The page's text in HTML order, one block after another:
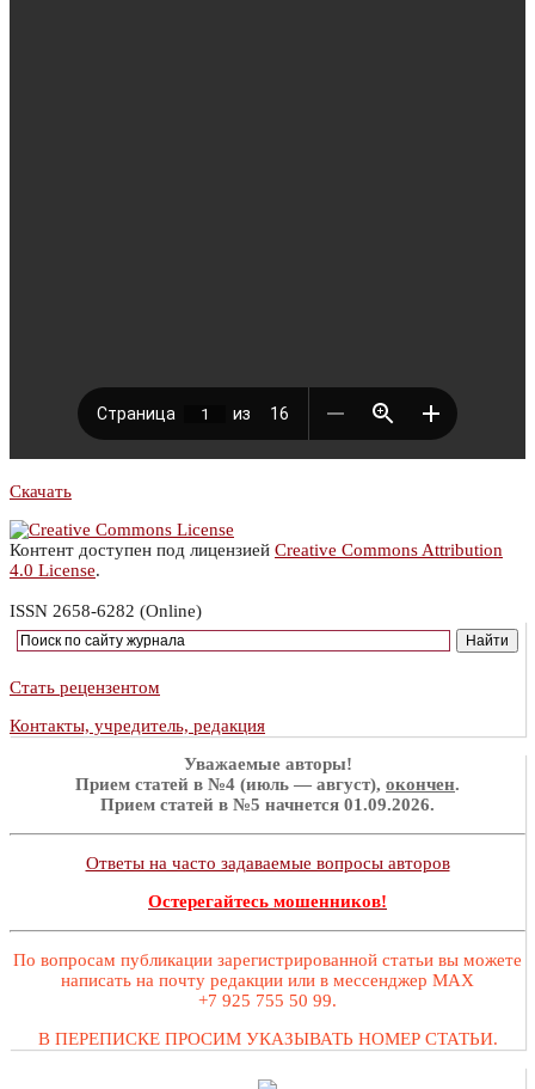
Скачать
Контент доступен под лицензией Creative Commons Attribution
4.0 License.
ISSN 2658-6282 (Online)
Стать рецензентом
Контакты, учредитель, редакция
Уважаемые авторы!
Прием статей в №4 (июль — август), окончен.
Прием статей в №5 начнется 01.09.2026.
Ответы на часто задаваемые вопросы авторов
Остерегайтесь мошенников!
По вопросам публикации зарегистрированной статьи вы можете
написать на почту редакции или в мессенджер MAX
+7 925 755 50 99.
В ПЕРЕПИСКЕ ПРОСИМ УКАЗЫВАТЬ НОМЕР СТАТЬИ.